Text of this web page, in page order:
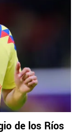
de los Ríos